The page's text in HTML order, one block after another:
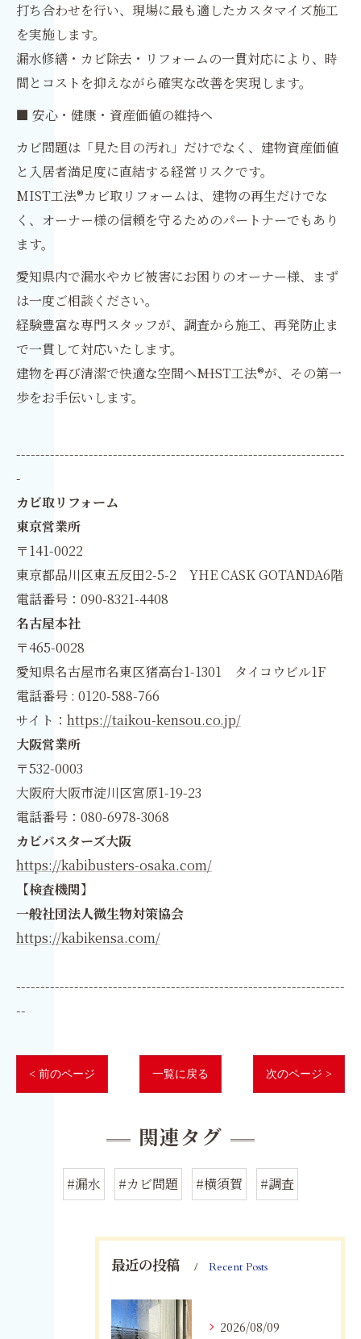
打ち合わせを行い、現場に最も適したカスタマイズ施工
を実施します。
漏水修繕・カビ除去・リフォームの一貫対応により、時
間とコストを抑えながら確実な改善を実現します。
■ 安心・健康・資産価値の維持へ
カビ問題は「見た目の汚れ」だけでなく、建物資産価値
と入居者満足度に直結する経営リスクです。
MIST工法®カビ取リフォームは、建物の再生だけでな
く、オーナー様の信頼を守るためのパートナーでもあり
ます。
愛知県内で漏水やカビ被害にお困りのオーナー様、まず
は一度ご相談ください。
経験豊富な専門スタッフが、調査から施工、再発防止ま
で一貫して対応いたします。
建物を再び清潔で快適な空間へ――MIST工法®が、その第一
歩をお手伝いします。
--------------------------------------------------------------------
-
カビ取リフォーム
東京営業所
〒141-0022
東京都品川区東五反田2-5-2 YHE CASK GOTANDA6階
電話番号：090-8321-4408
名古屋本社
〒465-0028
愛知県名古屋市名東区猪高台1-1301 タイコウビル1F
電話番号 : 0120-588-766
サイト： https://taikou-kensou.co.jp/
大阪営業所
〒532-0003
大阪府大阪市淀川区宮原1-19-23
電話番号：080-6978-3068
カビバスターズ大阪
https://kabibusters-osaka.com/
【検査機関】
一般社団法人微生物対策協会
https://kabikensa.com/
--------------------------------------------------------------------
--
< 前のページ 一覧に戻る 次のページ >
関連タグ
#漏水 #カビ問題 #横須賀 #調査
最近の投稿 Recent Posts
2026/08/09